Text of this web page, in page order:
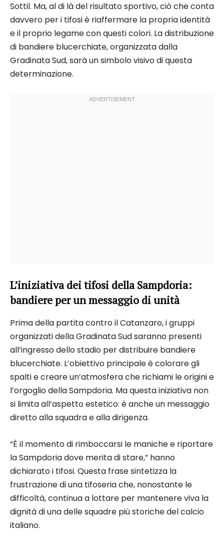
Sottil. Ma, al di là del risultato sportivo, ciò che conta
davvero per i tifosi è riaffermare la propria identità
e il proprio legame con questi colori. La distribuzione
di bandiere blucerchiate, organizzata dalla
Gradinata Sud, sarà un simbolo visivo di questa
determinazione.
L’iniziativa dei tifosi della Sampdoria:
bandiere per un messaggio di unità
Prima della partita contro il Catanzaro, i gruppi
organizzati della Gradinata Sud saranno presenti
all’ingresso dello stadio per distribuire bandiere
blucerchiate. L’obiettivo principale è colorare gli
spalti e creare un’atmosfera che richiami le origini e
l’orgoglio della Sampdoria. Ma questa iniziativa non
si limita all’aspetto estetico: è anche un messaggio
diretto alla squadra e alla dirigenza.
“È il momento di rimboccarsi le maniche e riportare
la Sampdoria dove merita di stare,” hanno
dichiarato i tifosi. Questa frase sintetizza la
frustrazione di una tifoseria che, nonostante le
difficoltà, continua a lottare per mantenere viva la
dignità di una delle squadre più storiche del calcio
italiano.